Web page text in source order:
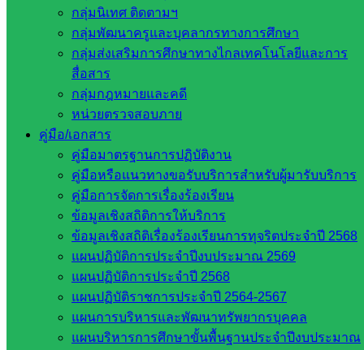
กลุ่มนิเทศ ติดตามฯ
กลุ่มพัฒนาครูและบุคลากรทางการศึกษา
กลุ่มส่งเสริมการศึกษาทางไกลเทคโนโลยีและการ
สื่อสาร
กลุ่มกฎหมายและคดี
หน่วยตรวจสอบภาย
คู่มือ/เอกสาร
คู่มือมาตรฐานการปฏิบัติงาน
คู่มือหรือแนวทางขอรับบริการสำหรับผู้มารับบริการ
คู่มือการจัดการเรื่องร้องเรียน
ข้อมูลเชิงสถิติการให้บริการ
ข้อมูลเชิงสถิติเรื่องร้องเรียนการทุจริตประจำปี 2568
แผนปฏิบัติการประจำปีงบประมาณ 2569
แผนปฏิบัติการประจำปี 2568
แผนปฏิบัติราชการประจำปี 2564-2567
แผนการบริหารและพัฒนาทรัพยากรบุคคล
แผนบริหารการศึกษาขั้นพื้นฐานประจำปีงบประมาณ